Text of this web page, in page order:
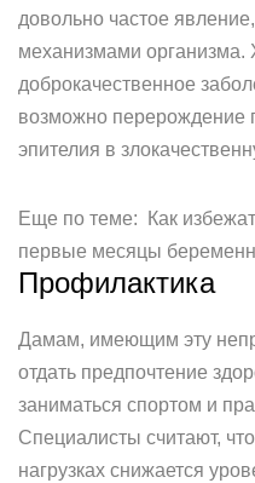
довольно частое
механизмами организма.
доброкачественное
возможно перерождение
эпителия в
Еще по теме: Как
первые месяцы
Профилактика
Дамам, имеющим эту
отдать предпочтение
заниматься спортом и
Специалисты считают,
нагрузках снижается